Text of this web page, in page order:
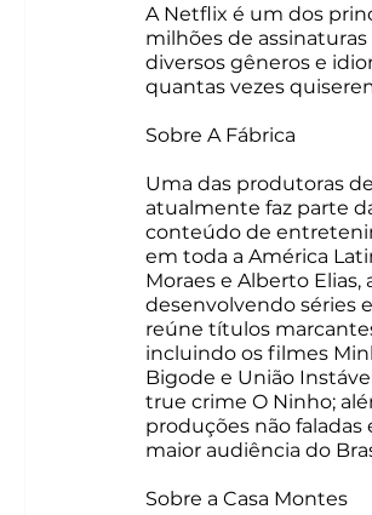
A Netflix é um dos
milhões de assinaturas
diversos gêneros e
quantas vezes
Sobre A Fábrica
Uma das produtoras
atualmente faz parte
conteúdo de
em toda a América
Moraes e Alberto
desenvolvendo séries
reúne títulos
incluindo os filmes
Bigode e União
true crime O Ninho;
produções não faladas
maior audiência do
Sobre a Casa Montes